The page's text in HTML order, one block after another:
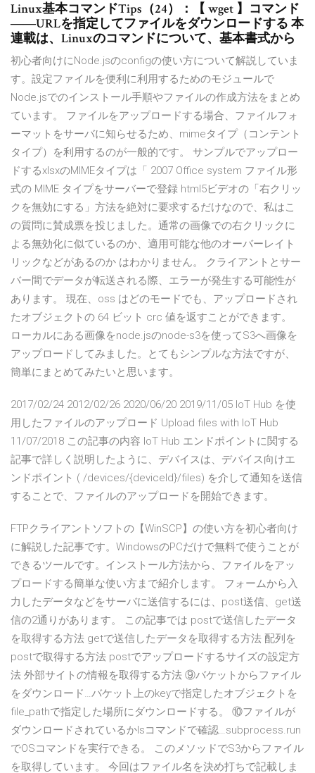
Linux基本コマンドTips（24）：【 wget 】コマンド
――URLを指定してファイルをダウンロードする 本
連載は、Linuxのコマンドについて、基本書式から
初心者向けにNode.jsのconfigの使い方について解説していま
す。設定ファイルを便利に利用するためのモジュールで
Node.jsでのインストール手順やファイルの作成方法をまとめ
ています。 ファイルをアップロードする場合、ファイルフォ
ーマットをサーバに知らせるため、mimeタイプ（コンテント
タイプ）を利用するのが一般的です。 サンプルでアップロー
ドするxlsxのMIMEタイプは「 2007 Office system ファイル形
式の MIME タイプをサーバーで登録 html5ビデオの「右クリッ
クを無効にする」方法を絶対に要求するだけなので、私はこ
の質問に賛成票を投じました。通常の画像での右クリックに
よる無効化に似ているのか、適用可能な他のオーバーレイト
リックなどがあるのか はわかりません。 クライアントとサー
バー間でデータが転送される際、エラーが発生する可能性が
あります。 現在、oss はどのモードでも、アップロードされ
たオブジェクトの 64 ビット crc 値を返すことができます。
ローカルにある画像をnode.jsのnode-s3を使ってS3へ画像を
アップロードしてみました。とてもシンプルな方法ですが、
簡単にまとめてみたいと思います。
2017/02/24 2012/02/26 2020/06/20 2019/11/05 IoT Hub を使
用したファイルのアップロード Upload files with IoT Hub
11/07/2018 この記事の内容 IoT Hub エンドポイントに関する
記事で詳しく説明したように、デバイスは、デバイス向けエ
ンドポイント ( /devices/{deviceId}/files) を介して通知を送信
することで、ファイルのアップロードを開始できます。
FTPクライアントソフトの【WinSCP】の使い方を初心者向け
に解説した記事です。WindowsのPCだけで無料で使うことが
できるツールです。インストール方法から、ファイルをアッ
プロードする簡単な使い方まで紹介します。 フォームから入
力したデータなどをサーバに送信するには、post送信、get送
信の2通りがあります。 この記事では postで送信したデータ
を取得する方法 getで送信したデータを取得する方法 配列を
postで取得する方法 postでアップロードするサイズの設定方
法 外部サイトの情報を取得する方法 ⑨バケットからファイル
をダウンロード…バケット上のkeyで指定したオブジェクトを
file_pathで指定した場所にダウンロードする。 ⑩ファイルが
ダウンロードされているかlsコマンドで確認…subprocess.run
でOSコマンドを実行できる。 このメソッドでS3からファイル
を取得しています。 今回はファイル名を決め打ちで記載しま